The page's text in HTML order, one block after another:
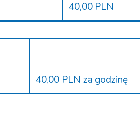
40,00 PLN
40,00 PLN za godzinę